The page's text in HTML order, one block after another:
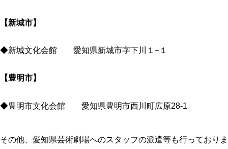
【新城市】
◆新城文化会館 愛知県新城市字下川１−１
【豊明市】
◆豊明市文化会館 愛知県豊明市西川町広原28-1
その他、愛知県芸術劇場へのスタッフの派遣等も行っておりま